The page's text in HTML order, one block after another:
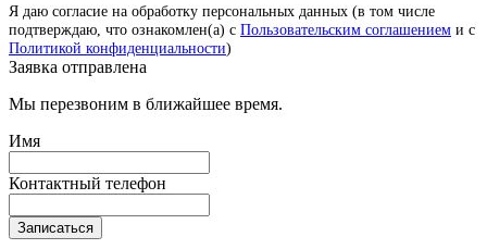
Я даю согласие на обработку персональных данных (в том числе
подтверждаю, что ознакомлен(а) с Пользовательским соглашением и с
Политикой конфиденциальности)
Заявка отправлена
Мы перезвоним в ближайшее время.
Имя
Контактный телефон
Записаться